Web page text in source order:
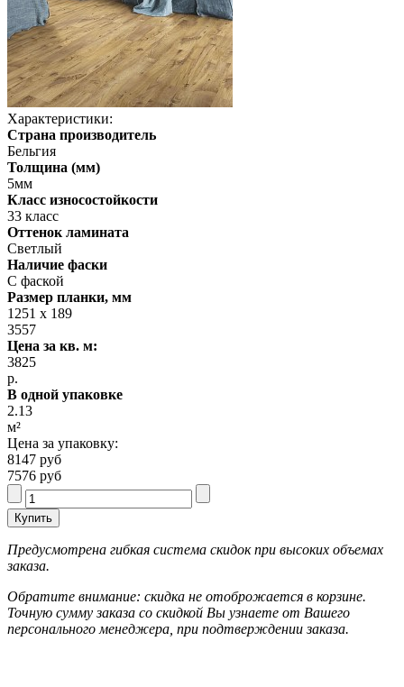
Характеристики:
Страна производитель
Бельгия
Толщина (мм)
5мм
Класс износостойкости
33 класс
Оттенок ламината
Светлый
Наличие фаски
С фаской
Размер планки, мм
1251 x 189
3557
Цена за кв. м:
3825
р.
В одной упаковке
2.13
м²
Цена за упаковку:
8147 руб
7576 руб
Предусмотрена гибкая система скидок при высоких объемах
заказа.
Обратите внимание: скидка не отоброжается в корзине.
Точную сумму заказа со скидкой Вы узнаете от Вашего
персонального менеджера, при подтверждении заказа.